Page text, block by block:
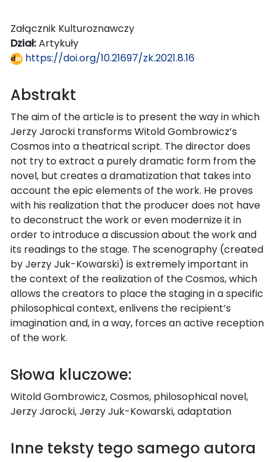
Załącznik Kulturoznawczy
Dział:Artykuły
https://doi.org/10.21697/zk.2021.8.16
Abstrakt
The aim of the article is to present the way in which
Jerzy Jarocki transforms Witold Gombrowicz’s
Cosmos into a theatrical script. The director does
not try to extract a purely dramatic form from the
novel, but creates a dramatization that takes into
account the epic elements of the work. He proves
with his realization that the producer does not have
to deconstruct the work or even modernize it in
order to introduce a discussion about the work and
its readings to the stage. The scenography (created
by Jerzy Juk-Kowarski) is extremely important in
the context of the realization of the Cosmos, which
allows the creators to place the staging in a specific
philosophical context, enlivens the recipient’s
imagination and, in a way, forces an active reception
of the work.
Słowa kluczowe:
Witold Gombrowicz, Cosmos, philosophical novel,
Jerzy Jarocki, Jerzy Juk-Kowarski, adaptation
Inne teksty tego samego autora